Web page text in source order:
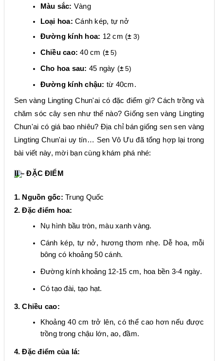
Màu sắc: Vàng
Loại hoa: Cánh kép, tự nở
Đường kính hoa: 12 cm (± 3)
Chiều cao: 40 cm (± 5)
Cho hoa sau: 45 ngày (± 5)
Đường kính chậu: từ 40cm.
Sen vàng Lingting Chun'ai có đặc điểm gì? Cách trồng và
chăm sóc cây sen như thế nào? Giống sen vàng Lingting
Chun'ai có giá bao nhiêu? Địa chỉ bán giống sen sen vàng
Lingting Chun'ai uy tín… Sen Vô Ưu đã tổng hợp lại trong
bài viết này, mời bạn cùng khám phá nhé:
II – ĐẶC ĐIỂM
1. Nguồn gốc: Trung Quốc
2. Đặc điểm hoa:
Nụ hình bầu tròn, màu xanh vàng.
Cánh kép, tự nở, hương thơm nhẹ. Dễ hoa, mỗi
bông có khoảng 50 cánh.
Đường kính khoảng 12-15 cm, hoa bền 3-4 ngày.
Có tạo đài, tạo hạt.
3. Chiều cao:
Khoảng 40 cm trở lên, có thể cao hơn nếu được
trồng trong chậu lớn, ao, đầm.
4. Đặc điểm của lá: